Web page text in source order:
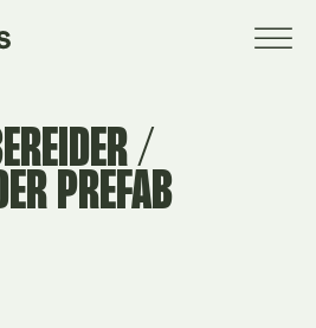
/
PREFAB